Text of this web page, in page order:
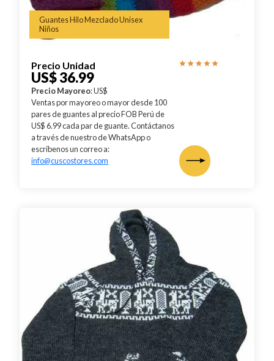
Guantes Hilo Mezclado Unisex
Niños
Precio Unidad
US$ 36.99
Precio Mayoreo: US$
Ventas por mayoreo o mayor desde 100
pares de guantes al precio FOB Perú de
US$ 6.99 cada par de guante. Contáctanos
a través de nuestro de WhatsApp o
escríbenos un correo a:
info@cuscostores.com